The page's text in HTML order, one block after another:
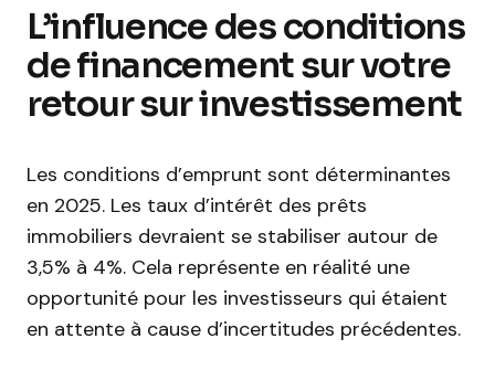
L’influence des conditions
de financement sur votre
retour sur investissement
Les conditions d’emprunt sont déterminantes
en 2025. Les taux d’intérêt des prêts
immobiliers devraient se stabiliser autour de
3,5% à 4%. Cela représente en réalité une
opportunité pour les investisseurs qui étaient
en attente à cause d’incertitudes précédentes.